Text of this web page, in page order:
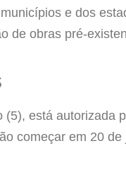
e dos
de obras pré-
(5), está autorizada
começar em 20